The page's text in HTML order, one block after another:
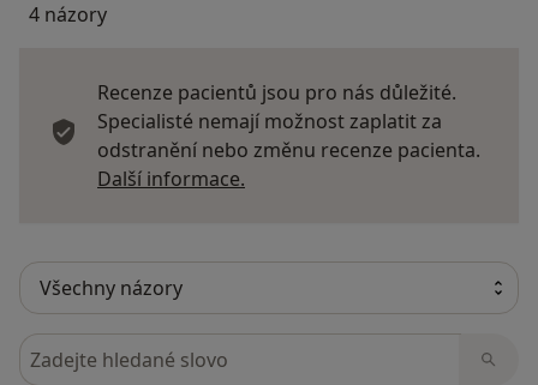
4 názory
Recenze pacientů jsou pro nás důležité.
Specialisté nemají možnost zaplatit za
odstranění nebo změnu recenze pacienta.
Další informace.
Hledejte v názorech